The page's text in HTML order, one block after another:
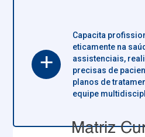
+
Capacita
eticamente na
assistenciais,
precisas de
planos de
equipe
Matriz